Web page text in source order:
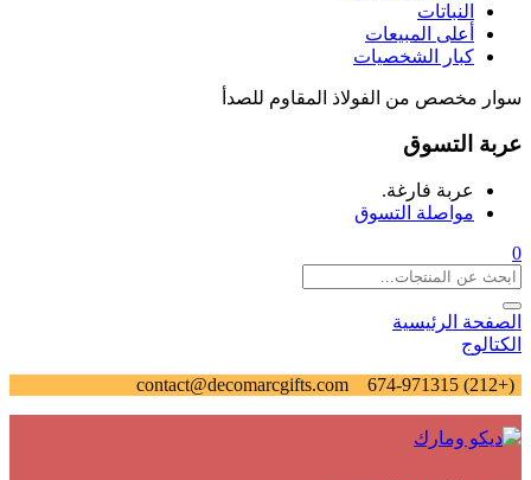
النباتات
أعلى المبيعات
كبار الشخصيات
سوار مخصص من الفولاذ المقاوم للصدأ
عربة التسوق
عربة فارغة.
مواصلة التسوق
0
الصفحة الرئيسية
الكتالوج
(+212) 674-971315
contact@decomarcgifts.com